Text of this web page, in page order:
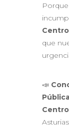
que
📣